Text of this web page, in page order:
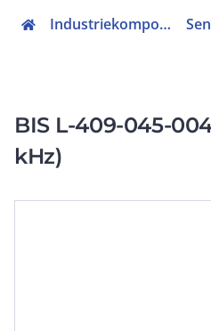
Industriekomponenten
BIS L-409-045-
kHz)